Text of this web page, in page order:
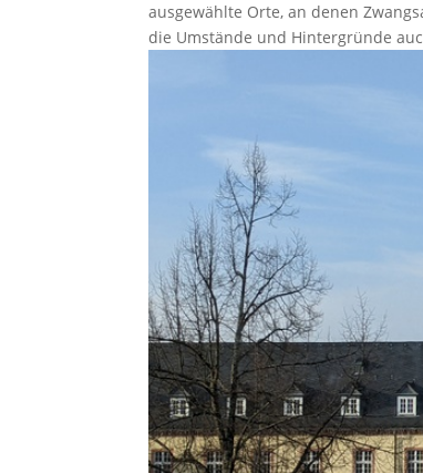
ausgewählte Orte, an denen
die Umstände und Hintergründe